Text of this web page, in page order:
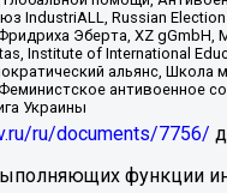
IndustriALL, Russian
Эберта, XZ gGmbH,
Institute of International
альянс,
антивоенное
Украины
ru/documents/7756/
функции